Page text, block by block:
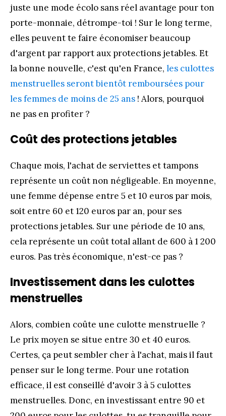
juste une mode écolo sans réel avantage pour ton
porte-monnaie, détrompe-toi ! Sur le long terme,
elles peuvent te faire économiser beaucoup
d'argent par rapport aux protections jetables. Et
la bonne nouvelle, c'est qu'en France, les culottes
menstruelles seront bientôt remboursées pour
les femmes de moins de 25 ans ! Alors, pourquoi
ne pas en profiter ?
Coût des protections jetables
Chaque mois, l'achat de serviettes et tampons
représente un coût non négligeable. En moyenne,
une femme dépense entre 5 et 10 euros par mois,
soit entre 60 et 120 euros par an, pour ses
protections jetables. Sur une période de 10 ans,
cela représente un coût total allant de 600 à 1 200
euros. Pas très économique, n'est-ce pas ?
Investissement dans les culottes
menstruelles
Alors, combien coûte une culotte menstruelle ?
Le prix moyen se situe entre 30 et 40 euros.
Certes, ça peut sembler cher à l'achat, mais il faut
penser sur le long terme. Pour une rotation
efficace, il est conseillé d'avoir 3 à 5 culottes
menstruelles. Donc, en investissant entre 90 et